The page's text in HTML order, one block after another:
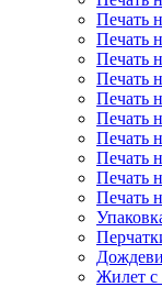
Печать
Печать
Печать
Печать
Печать
Печать
Печать
Печать
Печать
Печать
Жилет с